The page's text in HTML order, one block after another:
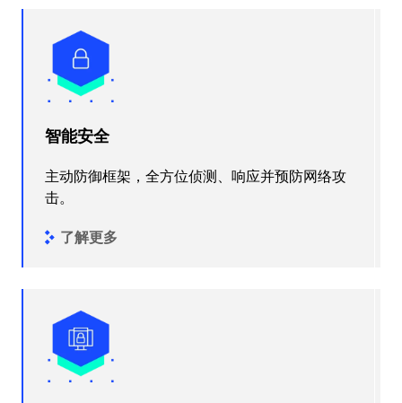
智能安全
主动防御框架，全方位侦测、响应并预防网络攻
击。
了解更多